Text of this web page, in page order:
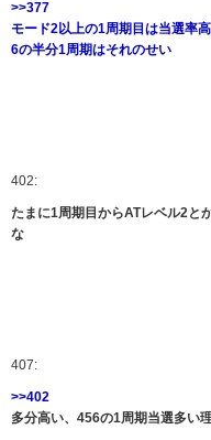
>>377
モード2以上の1周期目は当選率
6の半分1周期はそれのせい
402:
たまに1周期目からATレベル2と
な
407:
>>402
多分高い、456の1周期当選多い